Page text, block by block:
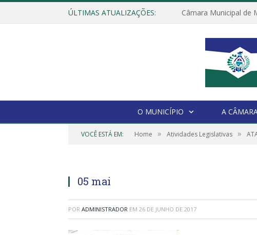
ÚLTIMAS ATUALIZAÇÕES:
O MUNICÍPIO A
VOCÊ ESTÁ EM: Home » Atividades Legislativas »
05 mai
POR ADMINISTRADOR EM 26 DE JUNHO DE 2017